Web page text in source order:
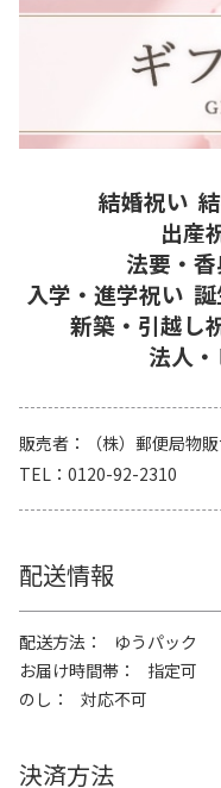
結婚祝い
出産
法要・
入学・進学祝い
新築・引越し
法人
販売者
（株）郵便局物
TEL
0120-92-2310
配送情報
配送方法
ゆうパック
お届け時間帯
指定可
のし
対応不可
決済方法